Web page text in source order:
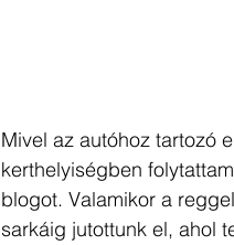
Mivel az autóhoz tartozó
kerthelyiségben
blogot. Valamikor a
sarkáig jutottunk el, ahol